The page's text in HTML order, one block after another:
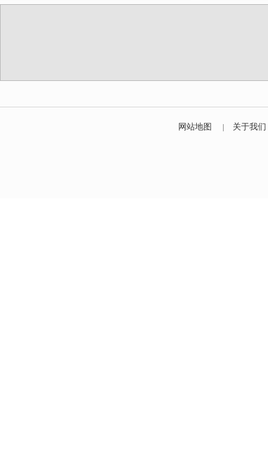
网站地图 关于我们